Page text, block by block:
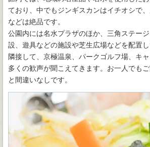
ており、中でもジンギスカンはイチオシで
などは絶品です。
公園内には名水プラザのほか、三角ステー
設、遊具などの施設や芝生広場などを配置し
隣接して、京極温泉、パークゴルフ場、キャ
多くの歓声が聞こえてきます。お一人でも
と間違いなしです。